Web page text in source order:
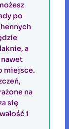
po
a
miejsce.
na
się
i